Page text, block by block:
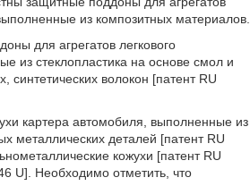
из композитных материалов.
для агрегатов легкового
из стеклопластика на основе смол и
синтетических волокон [патент RU
картера автомобиля, выполненные из
металлических деталей [патент RU
кожухи [патент RU
U]. Необходимо отметить, что